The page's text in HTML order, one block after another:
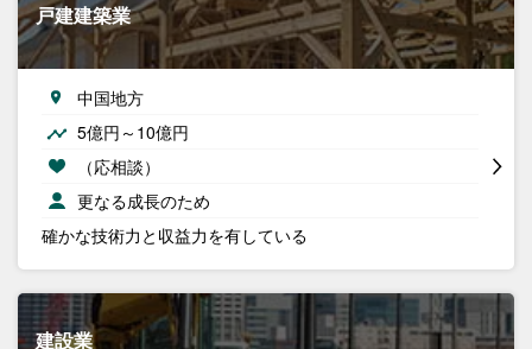
戸建建築業
中国地方
5億円～10億円
（応相談）
更なる成長のため
確かな技術力と収益力を有している
建設業